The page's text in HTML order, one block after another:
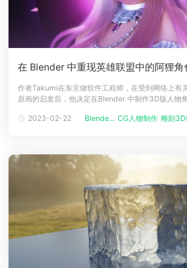
在 Blender 中重现英雄联盟中的阿狸角
作者Takumi在东京做软件工程师，在受到网络上有
原画的启发后，他决定在Blender 中制作3D版人物
联盟中阿狸角色的教程和技巧吧！简介大家好，我是
2023-02-22 Blende... CG人物制作 雕刻3D